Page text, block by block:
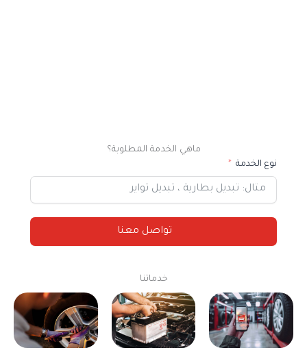
ماهي الخدمة المطلوبة؟
نوع الخدمة
تواصل معنا
خدماتنا